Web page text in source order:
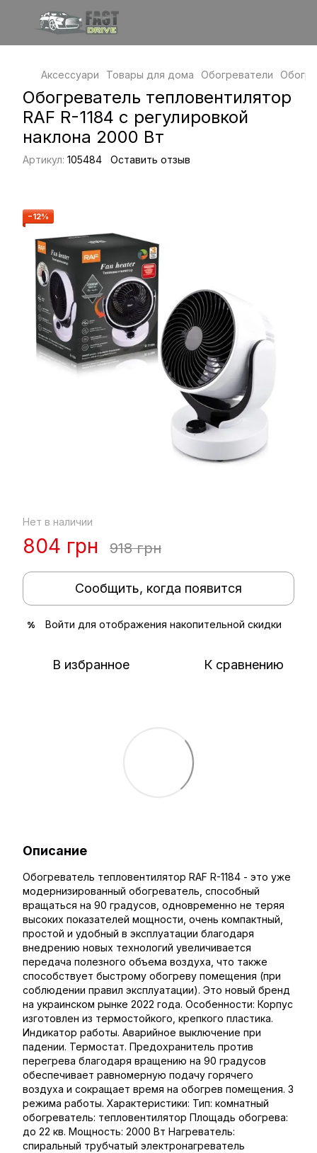
Аксессуари Товары для дома Обогреватели
Обогреватель тепловентилятор
RAF R-1184 с регулировкой
наклона 2000 Вт
Артикул: 105484 Оставить отзыв
−12%
Нет в наличии
804 грн 918 грн
Сообщить, когда появится
% Войти для отображения накопительной скидки
В избранное К сравнению
Описание
Обогреватель тепловентилятор RAF R-1184 - это уже
модернизированный обогреватель, способный
вращаться на 90 градусов, одновременно не теряя
высоких показателей мощности, очень компактный,
простой и удобный в эксплуатации благодаря
внедрению новых технологий увеличивается
передача полезного объема воздуха, что также
способствует быстрому обогреву помещения (при
соблюдении правил эксплуатации). Это новый бренд
на украинском рынке 2022 года. Особенности: Корпус
изготовлен из термостойкого, крепкого пластика.
Индикатор работы. Аварийное выключение при
падении. Термостат. Предохранитель против
перегрева благодаря вращению на 90 градусов
обеспечивает равномерную подачу горячего
воздуха и сокращает время на обогрев помещения. 3
режима работы. Характеристики: Тип: комнатный
обогреватель: тепловентилятор Площадь обогрева:
до 22 кв. Мощность: 2000 Вт Нагреватель:
спиральный трубчатый электронагреватель